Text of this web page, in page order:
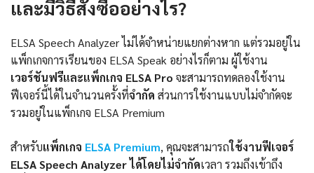
และมีวิธีสั่งซื้ออย่างไร?
ELSA Speech Analyzer ไม่ได้จำหน่ายแยกต่างหาก แต่รวมอยู่ใน
แพ็กเกจการเรียนของ ELSA Speak อย่างไรก็ตาม ผู้ใช้งาน
เวอร์ชันฟรีและแพ็กเกจ ELSA Pro จะสามารถทดลองใช้งาน
ฟีเจอร์นี้ได้ในจำนวนครั้งที่จำกัด ส่วนการใช้งานแบบไม่จำกัดจะ
รวมอยู่ในแพ็กเกจ ELSA Premium
สำหรับแพ็กเกจ ELSA Premium, คุณจะสามารถใช้งานฟีเจอร์
ELSA Speech Analyzerได้โดยไม่จำกัดเวลา รวมถึงเข้าถึง